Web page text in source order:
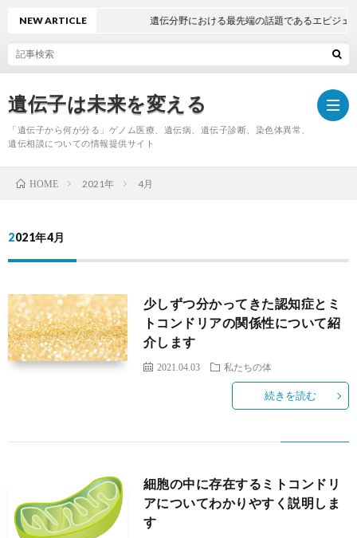
遺伝子は未来を変える
「遺伝子から何が分る」ゲノム医療、遺伝病、遺伝子診断、染色体異常、
遺伝相談についての情報提供サイト
NEW ARTICLE 遺伝分野における最先端の話題であるエピジェネ
HOME 2021年 4月
2021年4月
少しずつ分かってきた認知症とミ
トコンドリアの関係性について紹
介します
2021.04.03 私たちの体
続きを読む
細胞の中に存在するミトコンドリ
アについてわかりやすく説明しま
す